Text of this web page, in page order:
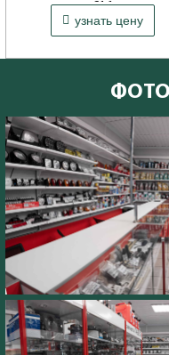
216
Производитель: ОАО
моторы
узнать цену